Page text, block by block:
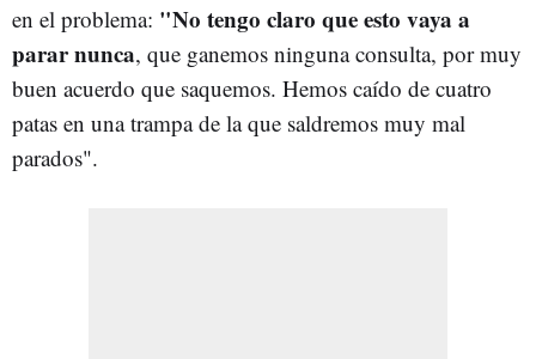
en el problema: "No tengo claro que esto vaya a
parar nunca, que ganemos ninguna consulta, por muy
buen acuerdo que saquemos. Hemos caído de cuatro
patas en una trampa de la que saldremos muy mal
parados".